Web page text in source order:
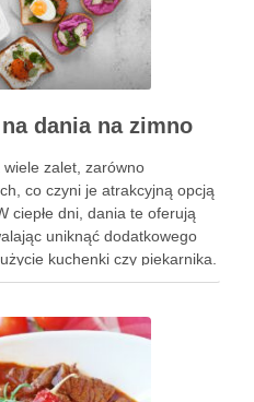
dania na zimno
zalet, zarówno
co czyni je atrakcyjną opcją
ciepłe dni, dania te oferują
uniknąć dodatkowego
kuchenki czy piekarnika.
życia, zwłaszcza w gorące,